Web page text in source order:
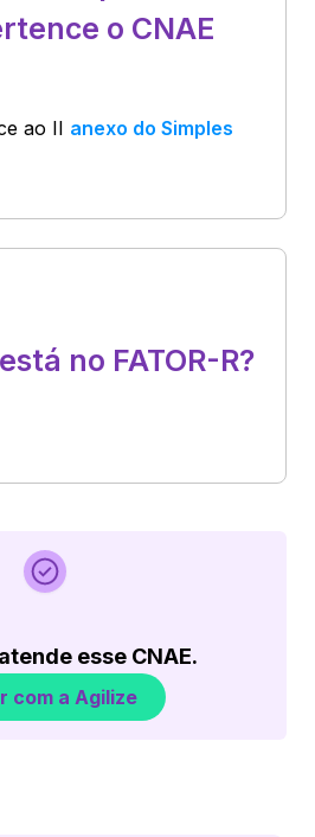
o CNAE
ao II anexo do Simples
no FATOR-R?
esse CNAE.
com a Agilize